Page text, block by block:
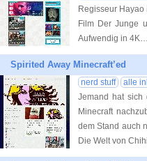
Regisseur
Film Der Junge
Aufwendig in
Spirited Away Minecraft’ed
nerd stuff alle
Jemand hat sich
Minecraft
dem Stand auch
Die Welt von